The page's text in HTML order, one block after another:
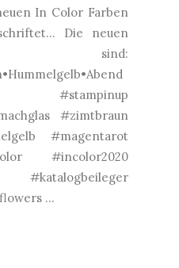
In Color Farben
Die neuen
sind:
#stampinup
#zimtbraun
#magentarot
#incolor2020
#katalogbeileger
...